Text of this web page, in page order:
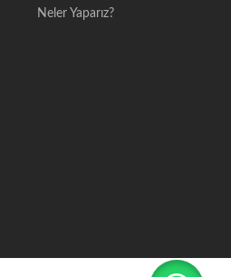
Neler Yaparız?